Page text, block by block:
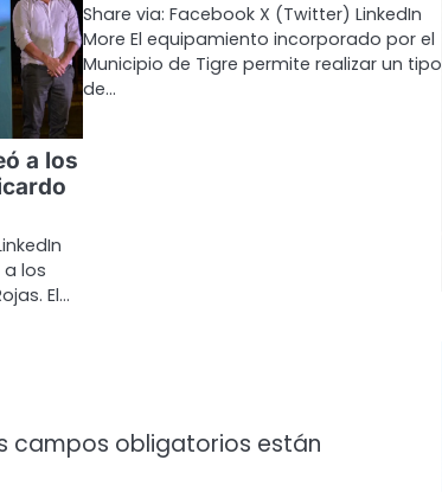
a los
a los
El…
Share via: Facebook X (Twitter) LinkedIn
More El equipamiento incorporado por el
Municipio de Tigre permite realizar un tipo
de…
campos obligatorios están